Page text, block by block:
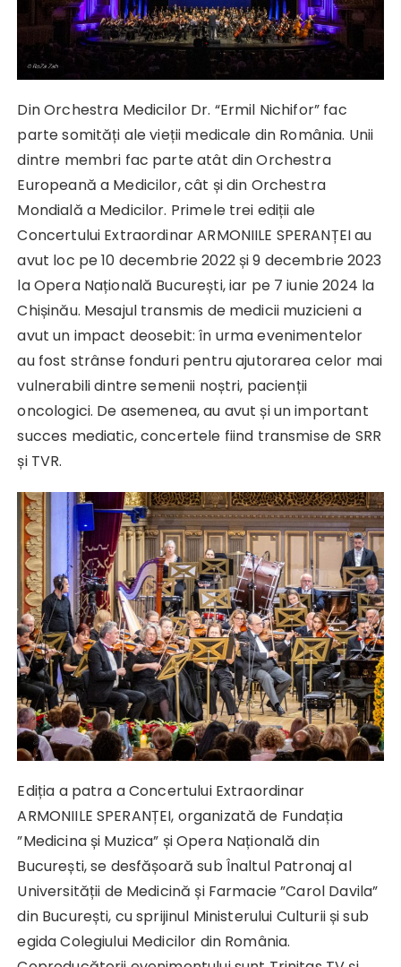
Din Orchestra Medicilor Dr. “Ermil Nichifor” fac
parte somități ale vieții medicale din România. Unii
dintre membri fac parte atât din Orchestra
Europeană a Medicilor, cât și din Orchestra
Mondială a Medicilor. Primele trei ediții ale
Concertului Extraordinar ARMONIILE SPERANȚEI au
avut loc pe 10 decembrie 2022 și 9 decembrie 2023
la Opera Națională București, iar pe 7 iunie 2024 la
Chișinău. Mesajul transmis de medicii muzicieni a
avut un impact deosebit: în urma evenimentelor
au fost strânse fonduri pentru ajutorarea celor mai
vulnerabili dintre semenii noștri, pacienții
oncologici. De asemenea, au avut și un important
succes mediatic, concertele fiind transmise de SRR
și TVR.
Ediția a patra a Concertului Extraordinar
ARMONIILE SPERANȚEI, organizată de Fundația
”Medicina și Muzica” și Opera Națională din
București, se desfășoară sub Înaltul Patronaj al
Universității de Medicină și Farmacie ”Carol Davila”
din București, cu sprijinul Ministerului Culturii și sub
egida Colegiului Medicilor din România.